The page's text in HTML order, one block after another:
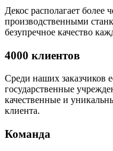
Декос располагает более
производственными
безупречное качество
4000 клиентов
Среди наших заказчиков
государственные
качественные и
клиента.
Команда